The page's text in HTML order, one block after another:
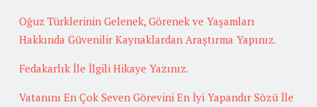
Oğuz Türklerinin Gelenek, Görenek ve Yaşamları
Hakkında Güvenilir Kaynaklardan Araştırma Yapınız.
Fedakarlık İle İlgili Hikaye Yazınız.
Vatanını En Çok Seven Görevini En İyi Yapandır Sözü İle